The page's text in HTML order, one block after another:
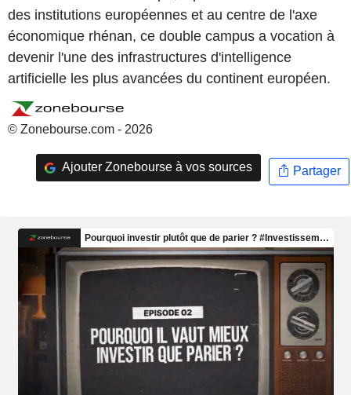
des institutions européennes et au centre de l'axe
économique rhénan, ce double campus a vocation à
devenir l'une des infrastructures d'intelligence
artificielle les plus avancées du continent européen.
© Zonebourse.com - 2026
Ajouter Zonebourse à vos sources Partager